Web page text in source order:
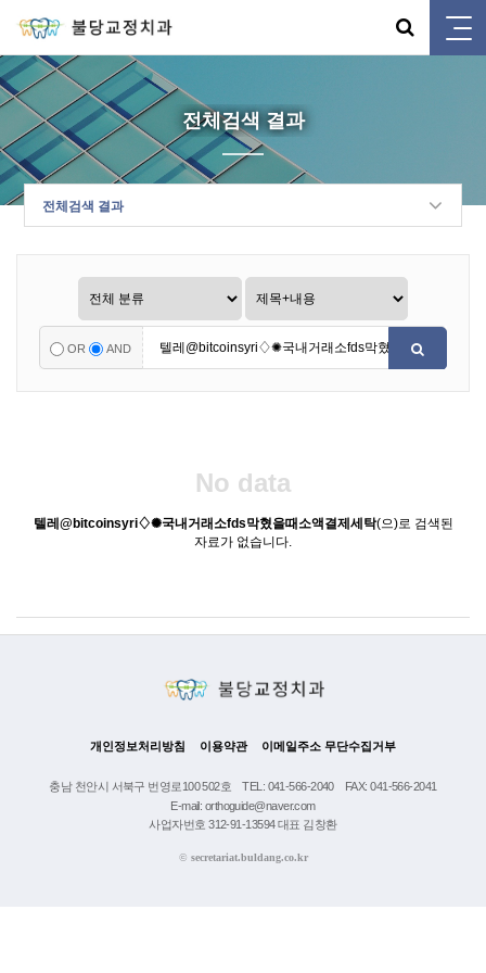
전체검색 결과
전체검색 결과
OR AND
No data
텔레@bitcoinsyri♢✺국내거래소fds막혔을때소액결제세탁(으)로 검색된
자료가 없습니다.
개인정보처리방침 이용약관 이메일주소 무단수집거부
충남 천안시 서북구 번영로100 502호 TEL: 041-566-2040
FAX: 041-566-2041
E-mail: orthoguide@naver.com
사업자번호 312-91-13594 대표 김창환
© secretariat.buldang.co.kr